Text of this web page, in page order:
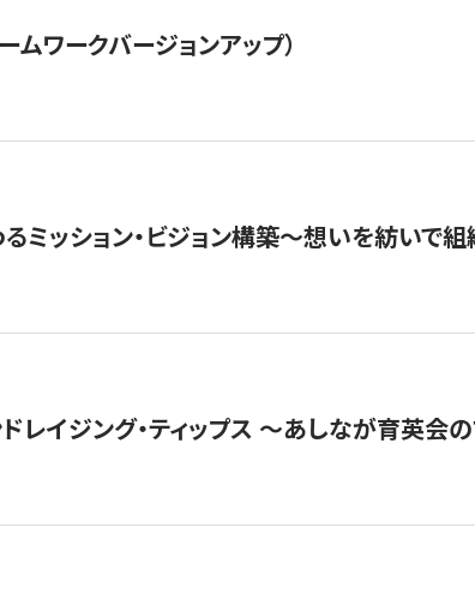
ムワークバージョンアップ）
るミッション・ビジョン構築〜想いを紡いで
ドレイジング・ティップス 〜あしなが育英会